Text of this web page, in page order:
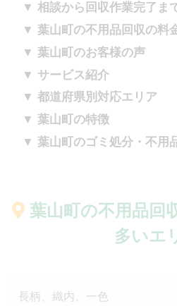
相談から回収作業完了ま
葉山町の不用品回収の料
葉山町のお客様の声
サービス紹介
都道府県別対応エリア
葉山町の特徴
葉山町のゴミ処分・不用
葉山町の不用品回
多いエ
長柄、織内、一色